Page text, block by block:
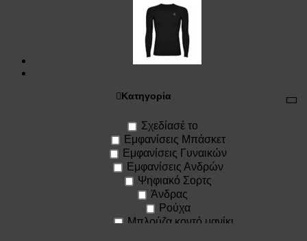
Κατηγορία
Σχεδίασέ το
Εμφανίσεις Μπάσκετ
Εμφανίσεις Γυναικών
Εμφανίσεις Ανδρών
Ψηφιακό Σορτς
Άνδρας
Ρούχα
Μπλούζα κοντό μανίκι